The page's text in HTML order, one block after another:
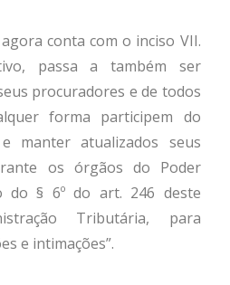
conta com o inciso VII.
passa a também ser
procuradores e de todos
forma participem do
manter atualizados seus
os órgãos do Poder
do § 6º do art. 246 deste
Tributária, para
e intimações”.